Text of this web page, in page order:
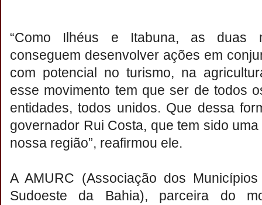
“Como Ilhéus e Itabuna, as duas
conseguem desenvolver ações em
com potencial no turismo, na
esse movimento tem que ser de todos
entidades, todos unidos. Que dessa
governador Rui Costa, que tem sido
nossa região”, reafirmou ele.
A AMURC (Associação dos
Sudoeste da Bahia), parceira do